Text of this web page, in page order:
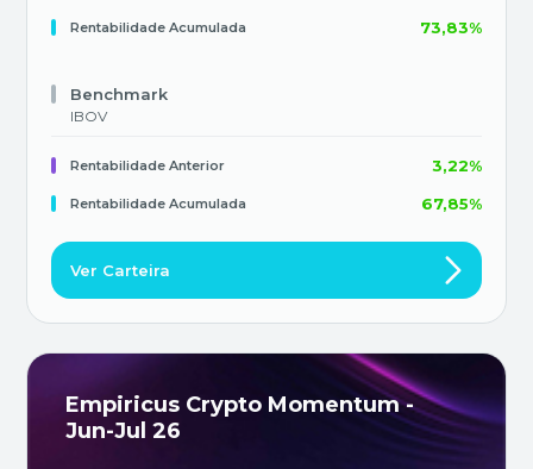
Rentabilidade Acumulada 73,83%
Benchmark
IBOV
Rentabilidade Anterior 3,22%
Rentabilidade Acumulada 67,85%
Ver Carteira
Empiricus Crypto Momentum -
Jun-Jul 26